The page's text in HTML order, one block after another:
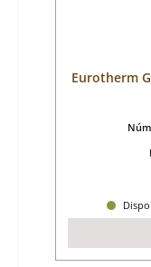
Eurotherm